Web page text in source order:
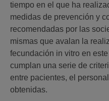
tiempo en el que ha
medidas de prevención y
recomendadas por las
mismas que avalan la
fecundación in vitro en
cumplan una serie de
entre pacientes, el
obtenidas.